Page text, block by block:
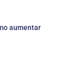
aumentar